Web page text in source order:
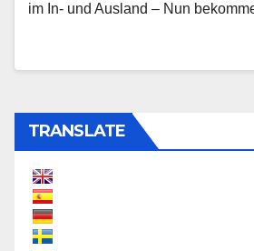
im In- und Ausland – Nun
TRANSLATE